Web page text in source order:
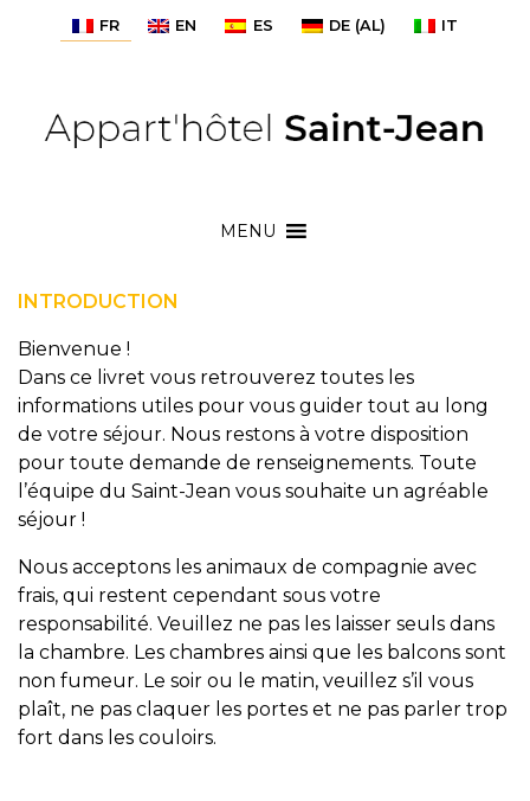
FR EN ES DE(AL) IT
MENU
INTRODUCTION
Bienvenue !
Dans ce livret vous retrouverez toutes les
informations utiles pour vous guider tout au long
de votre séjour. Nous restons à votre disposition
pour toute demande de renseignements. Toute
l’équipe du Saint-Jean vous souhaite un agréable
séjour !
Nous acceptons les animaux de compagnie avec
frais, qui restent cependant sous votre
responsabilité. Veuillez ne pas les laisser seuls dans
la chambre. Les chambres ainsi que les balcons sont
non fumeur. Le soir ou le matin, veuillez s’il vous
plaît, ne pas claquer les portes et ne pas parler trop
fort dans les couloirs.